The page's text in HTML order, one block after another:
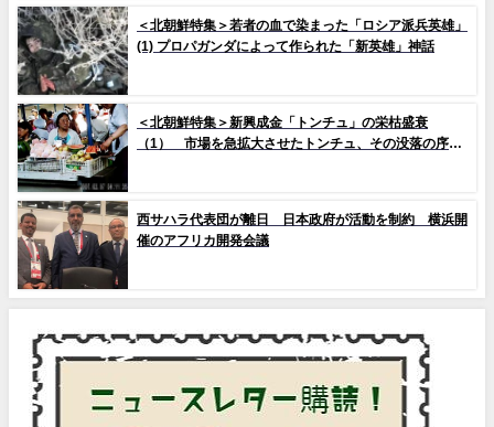
＜北朝鮮特集＞若者の血で染まった「ロシア派兵英雄」
(1) プロパガンダによって作られた「新英雄」神話
＜北朝鮮特集＞新興成金「トンチュ」の栄枯盛衰
（1） 市場を急拡大させたトンチュ、その没落の序幕
西サハラ代表団が離日 日本政府が活動を制約 横浜開
催のアフリカ開発会議